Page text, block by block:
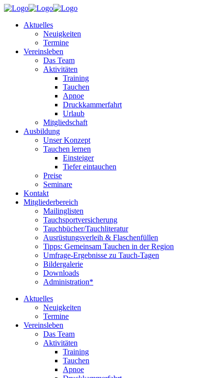
Aktuelles
Neuigkeiten
Termine
Vereinsleben
Das Team
Aktivitäten
Training
Tauchen
Apnoe
Druckkammerfahrt
Urlaub
Mitgliedschaft
Ausbildung
Unser Konzept
Tauchen lernen
Einsteiger
Tiefer eintauchen
Preise
Seminare
Kontakt
Mitgliederbereich
Mailinglisten
Tauchsportversicherung
Tauchbücher/Tauchliteratur
Ausrüstungsverleih & Flaschenfüllen
Tipps: Gemeinsam Tauchen in der Region
Umfrage-Ergebnisse zu Tauch-Tagen
Bildergalerie
Downloads
Administration*
Aktuelles
Neuigkeiten
Termine
Vereinsleben
Das Team
Aktivitäten
Training
Tauchen
Apnoe